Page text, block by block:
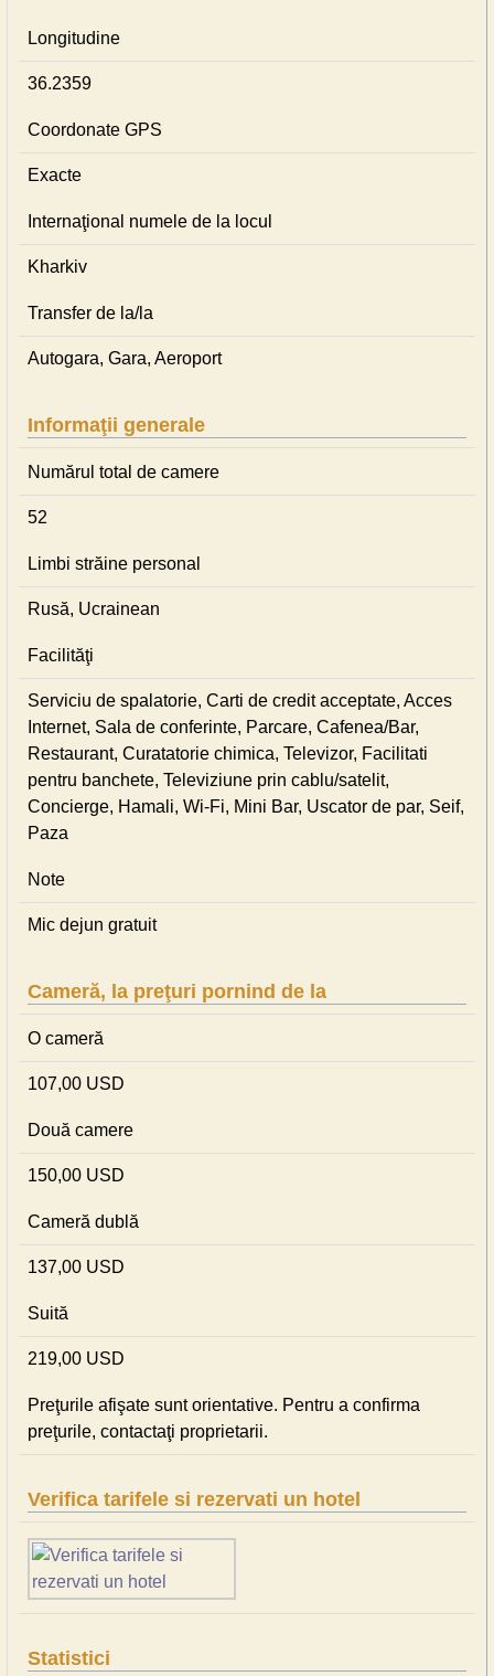
Longitudine
36.2359
Coordonate GPS
Exacte
Internaţional numele de la locul
Kharkiv
Transfer de la/la
Autogara, Gara, Aeroport
Informaţii generale
Numărul total de camere
52
Limbi străine personal
Rusă, Ucrainean
Facilităţi
Serviciu de spalatorie, Carti de credit acceptate, Acces
Internet, Sala de conferinte, Parcare, Cafenea/Bar,
Restaurant, Curatatorie chimica, Televizor, Facilitati
pentru banchete, Televiziune prin cablu/satelit,
Concierge, Hamali, Wi-Fi, Mini Bar, Uscator de par, Seif,
Paza
Note
Mic dejun gratuit
Cameră, la preţuri pornind de la
O cameră
107,00 USD
Două camere
150,00 USD
Cameră dublă
137,00 USD
Suită
219,00 USD
Preţurile afişate sunt orientative. Pentru a confirma
preţurile, contactaţi proprietarii.
Verifica tarifele si rezervati un hotel
Statistici